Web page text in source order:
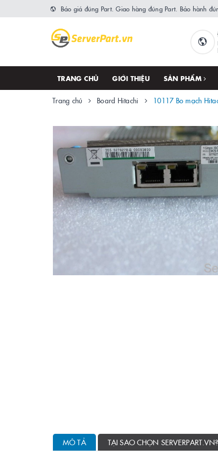
Báo giá đúng Part. Giao hàng đúng Part. Bảo hành
TRANG CHỦ GIỚI THIỆU SẢN PHẨM
Trang chủ Board Hitachi 10117 Bo mạch
MÔ TẢ TẠI SAO CHỌN SERVERPART.VN?